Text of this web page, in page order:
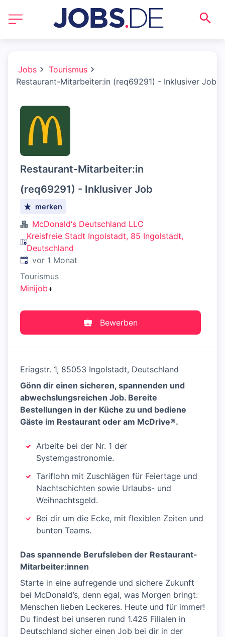
Jobs
Tourismus
Restaurant-Mitarbeiter:in (req69291) - Inklusiver Job
Restaurant-Mitarbeiter:in
(req69291) - Inklusiver Job
merken
McDonald‘s Deutschland LLC
Kreisfreie Stadt Ingolstadt, 85 Ingolstadt,
Deutschland
Veröffentlicht:
vor 1 Monat
Tourismus
Minijob+
Bewerben
Eriagstr. 1, 85053 Ingolstadt, Deutschland
Gönn dir einen sicheren, spannenden und
abwechslungsreichen Job. Bereite
Bestellungen in der Küche zu und bediene
Gäste im Restaurant oder am McDrive®.
Arbeite bei der Nr. 1 der
Systemgastronomie.
Tariflohn mit Zuschlägen für Feiertage und
Nachtschichten sowie Urlaubs- und
Weihnachtsgeld.
Bei dir um die Ecke, mit flexiblen Zeiten und
bunten Teams.
Das spannende Berufsleben der Restaurant-
Mitarbeiter:innen
Starte in eine aufregende und sichere Zukunft
bei McDonald’s, denn egal, was Morgen bringt:
Menschen lieben Leckeres. Heute und für immer!
Du findest bei unseren rund 1.425 Filialen in
Deutschland sicher einen Job bei dir in der